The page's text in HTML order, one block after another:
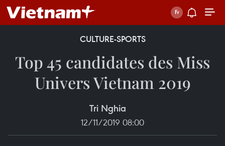
CULTURE-SPORTS
Top 45 candidates des Miss
Univers Vietnam 2019
Tri Nghia
12/11/2019 08:00